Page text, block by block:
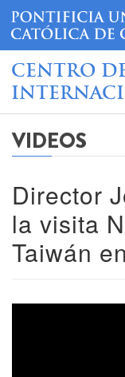
CENTRO
VIDEOS
Director
la visita
Taiwán